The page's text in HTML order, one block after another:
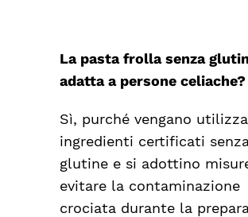
La pasta frolla senza
adatta a persone celiache?
Sì, purché vengano
ingredienti certificati
glutine e si adottino
evitare la contaminazione
crociata durante la